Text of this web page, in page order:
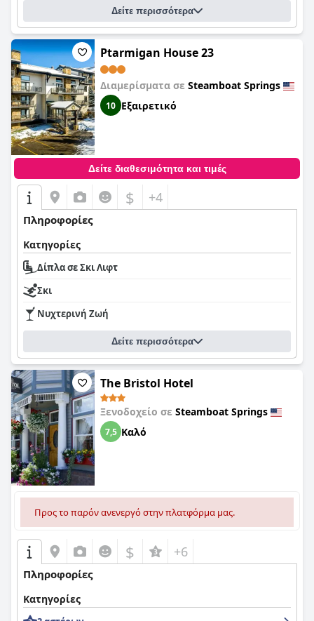
Δείτε περισσότερα
Ptarmigan House 23
Διαμερίσματα σε Steamboat Springs
10 Εξαιρετικό
Δείτε διαθεσιμότητα και τιμές
$ +4
Πληροφορίες
Κατηγορίες
Δίπλα σε Σκι Λιφτ
Σκι
Νυχτερινή Ζωή
Δείτε περισσότερα
The Bristol Hotel
Ξενοδοχείο σε Steamboat Springs
7,5 Καλό
Προς το παρόν ανενεργό στην πλατφόρμα μας.
$ +6
Πληροφορίες
Κατηγορίες